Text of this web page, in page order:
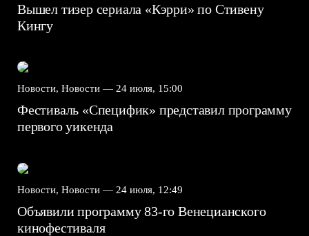
Вышел тизер сериала «Кэрри» по Стивену
Кингу
Новости, Новости — 24 июля, 15:00
Фестиваль «Специфик» представил программу
первого уикенда
Новости, Новости — 24 июля, 12:49
Объявили программу 83-го Венецианского
кинофестиваля